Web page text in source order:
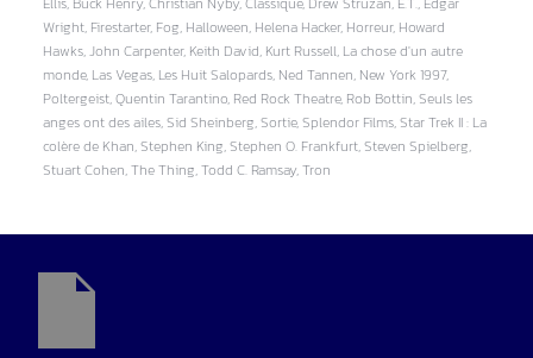
Wright, Firestarter, Fog, Halloween, Helena Hacker, Horreur, Howard
Hawks, John Carpenter, Keith David, Kurt Russell, La chose d'un autre
monde, Las Vegas, Les Huit Salopards, Ned Tannen, New York 1997,
Poltergeist, Quentin Tarantino, Red Rock Theatre, Rob Bottin, Seuls les
anges ont des ailes, Sid Sheinberg, Sortie, Splendor Films, Star Trek II : La
colère de Khan, Stephen King, Stephen O. Frankfurt, Steven Spielberg,
Stuart Cohen, The Thing, Todd C. Ramsay, Tron